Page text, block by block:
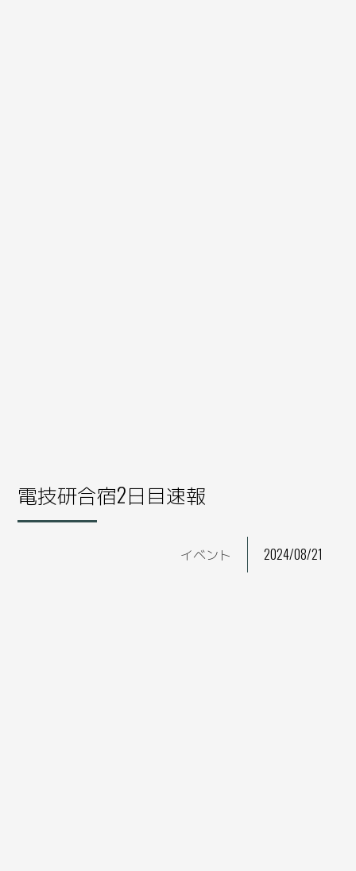
電技研合宿2日目速報
イベント 2024/08/21